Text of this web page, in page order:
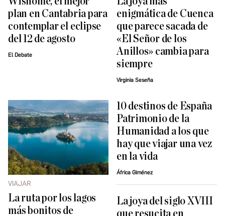
plan en Cantabria para
contemplar el eclipse
del 12 de agosto
El Debate
enigmática de Cuenca
que parece sacada de
«El Señor de los
Anillos» cambia para
siempre
Virginia Seseña
VIAJAR
La ruta por los lagos
más bonitos de
10 destinos de España
Patrimonio de la
Humanidad a los que
hay que viajar una vez
en la vida
África Giménez
La joya del siglo XVIII